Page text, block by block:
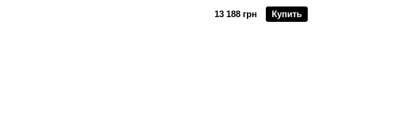
13 188 грн
Купить